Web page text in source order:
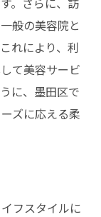
般の美容院と
れにより、利
て美容サービ
に、墨田区で
ズに応える柔
フスタイルに